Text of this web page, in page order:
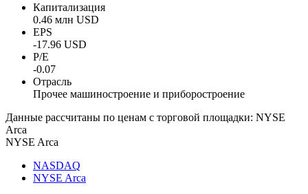
Капитализация
0.46 млн USD
EPS
-17.96 USD
P/E
-0.07
Отрасль
Прочее машиностроение и приборостроение
Данные рассчитаны по ценам с торговой площадки: NYSE
Arca
NYSE Arca
NASDAQ
NYSE Arca